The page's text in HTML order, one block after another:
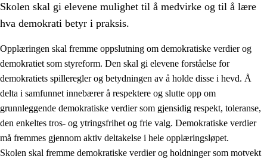
1. Opplæringens verdigrunnlag
1.1 Menneskeverdet
Skolen skal gi elevene mulighet til å medvirke og til å lære
hva demokrati betyr i praksis.
Opplæringen skal fremme oppslutning om demokratiske verdier og
demokratiet som styreform. Den skal gi elevene forståelse for
demokratiets spilleregler og betydningen av å holde disse i hevd. Å
delta i samfunnet innebærer å respektere og slutte opp om
grunnleggende demokratiske verdier som gjensidig respekt, toleranse,
den enkeltes tros- og ytringsfrihet og frie valg. Demokratiske verdier
må fremmes gjennom aktiv deltakelse i hele opplæringsløpet.
Skolen skal fremme demokratiske verdier og holdninger som motvekt